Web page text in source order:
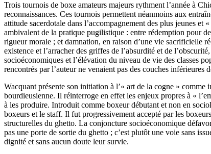
Trois tournois de boxe amateurs majeurs rythment l’année à
reconnaissances. Ces tournois permettent néanmoins aux
attitude sacerdotale dans l’accompagnement des plus jeunes
ambivalent de la pratique pugilistique : entre rédemption pour
rigueur morale ; et damnation, en raison d’une vie sacrificielle
existence et l’arracher des griffes de l’absurdité et de
socioéconomiques et l’élévation du niveau de vie des classes
rencontrés par l’auteur ne venaient pas des couches
Wacquant présente son initiation à l’« art de la cogne » comme
bourdieusienne. Il réinterroge en effet les enjeux propres à «
à les produire. Introduit comme boxeur débutant et non en
boxeurs et le staff. Il fut progressivement accepté par les
structurelles du ghetto. La conjoncture socioéconomique
pas une porte de sortie du ghetto ; c’est plutôt une voie sans
dignité et sans aucun doute leur survie.